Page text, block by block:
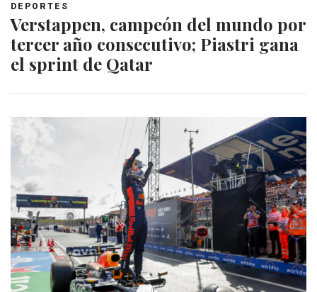
DEPORTES
Verstappen, campeón del mundo por
tercer año consecutivo; Piastri gana
el sprint de Qatar